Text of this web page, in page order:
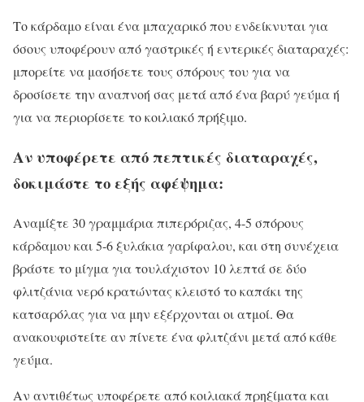
Το κάρδαμο είναι ένα μπαχαρικό που ενδείκνυται για
όσους υποφέρουν από γαστρικές ή εντερικές διαταραχές:
μπορείτε να μασήσετε τους σπόρους του για να
δροσίσετε την αναπνοή σας μετά από ένα βαρύ γεύμα ή
για να περιορίσετε το κοιλιακό πρήξιμο.
Αν υποφέρετε από πεπτικές διαταραχές,
δοκιμάστε το εξής αφέψημα:
Αναμίξτε 30 γραμμάρια πιπερόριζας, 4-5 σπόρους
κάρδαμου και 5-6 ξυλάκια γαρίφαλου, και στη συνέχεια
βράστε το μίγμα για τουλάχιστον 10 λεπτά σε δύο
φλιτζάνια νερό κρατώντας κλειστό το καπάκι της
κατσαρόλας για να μην εξέρχονται οι ατμοί. Θα
ανακουφιστείτε αν πίνετε ένα φλιτζάνι μετά από κάθε
γεύμα.
Αν αντιθέτως υποφέρετε από κοιλιακά πρηξίματα και